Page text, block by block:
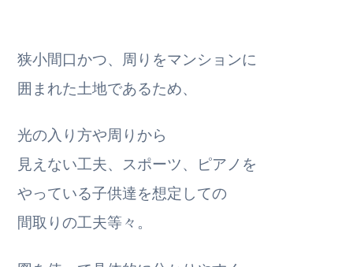
狭小間口かつ、周りをマンションに
囲まれた土地であるため、
光の入り方や周りから
見えない工夫、スポーツ、ピアノを
やっている子供達を想定しての
間取りの工夫等々。